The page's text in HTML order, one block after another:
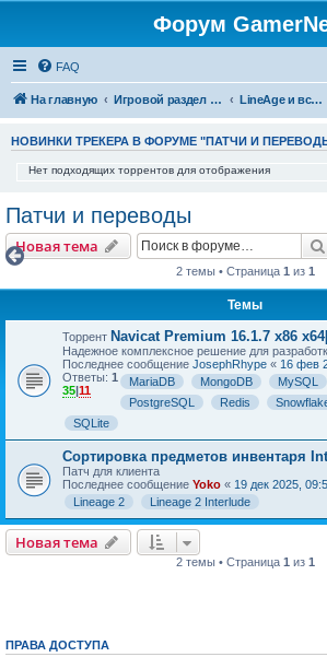
Форум
FAQ
На главную Игровой раздел - Готовые игры и игровые разработки LineAge и все что с ней связано
НОВИНКИ ТРЕКЕРА В ФОРУМЕ "ПАТЧИ И
Нет подходящих торрентов для отображения
Патчи и переводы
Новая тема
2 темы • Страница 1 из 1
Темы
Торрент Navicat Premium 16.1.7 x86
Надежное комплексное решение для
Последнее сообщение JosephRhype « 16 фев
Ответы: 1
35|11
MariaDB MongoDB MySQL
PostgreSQL
Redis
SQLite
Сортировка предметов инвентаря
Патч для клиента
Последнее сообщение Yoko « 19 дек 2025,
Lineage 2
Lineage 2 Interlude
Новая тема
2 темы • Страница 1 из 1
ПРАВА ДОСТУПА